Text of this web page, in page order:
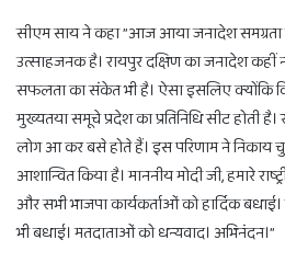
सीएम साय ने कहा ”आज आया जनादेश
उत्साहजनक है। रायपुर दक्षिण का जनादेश
सफलता का संकेत भी है। ऐसा इसलिए क्योंकि
मुख्यतया समूचे प्रदेश का प्रतिनिधि सीट होती
लोग आ कर बसे होते हैं। इस परिणाम ने निकाय
आशान्वित किया है। माननीय मोदी जी, हमारे
और सभी भाजपा कार्यकर्ताओं को हार्दिक
भी बधाई। मतदाताओं को धन्यवाद। अभिनंदन।”